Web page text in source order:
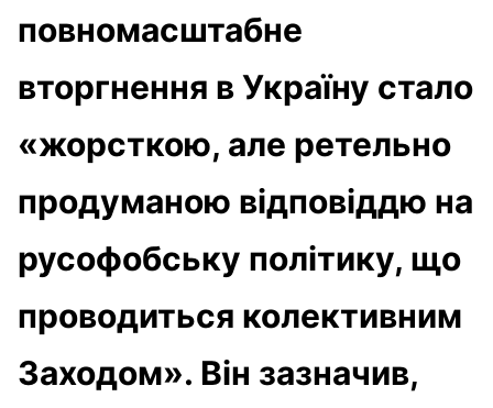
повномасштабне
вторгнення в Україну стало
«жорсткою, але ретельно
продуманою відповіддю на
русофобську політику, що
проводиться колективним
Заходом». Він зазначив,